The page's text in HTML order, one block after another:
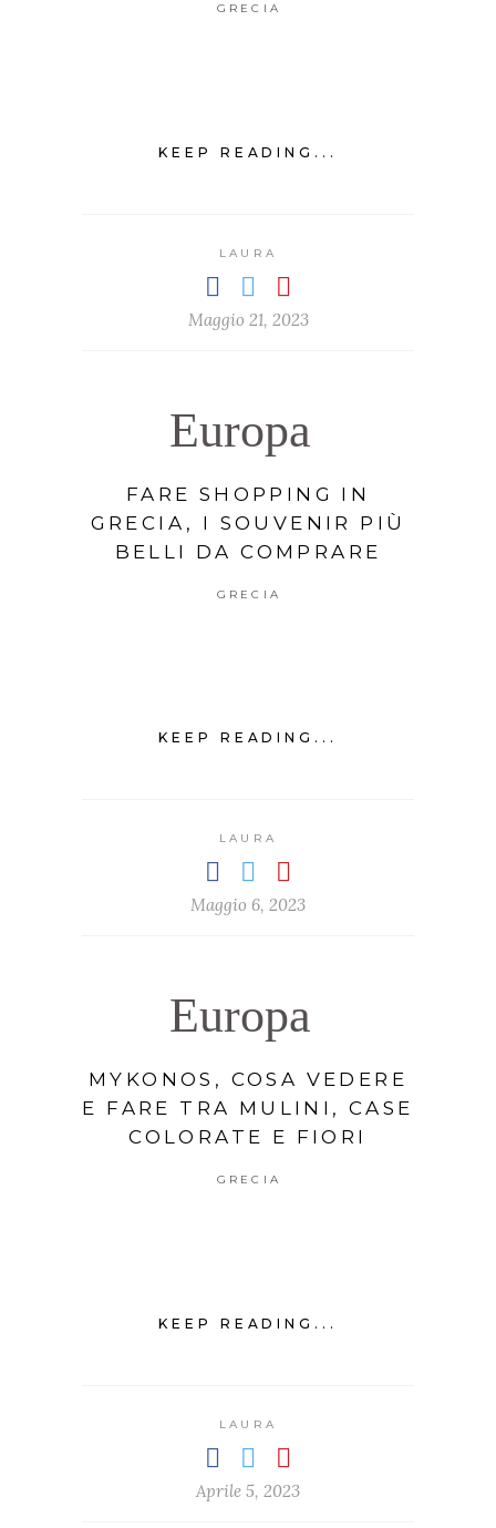
GRECIA
KEEP READING...
LAURA
Maggio 21, 2023
Europa
FARE SHOPPING IN
GRECIA, I SOUVENIR PIÙ
BELLI DA COMPRARE
GRECIA
KEEP READING...
LAURA
Maggio 6, 2023
Europa
MYKONOS, COSA VEDERE
E FARE TRA MULINI, CASE
COLORATE E FIORI
GRECIA
KEEP READING...
LAURA
Aprile 5, 2023